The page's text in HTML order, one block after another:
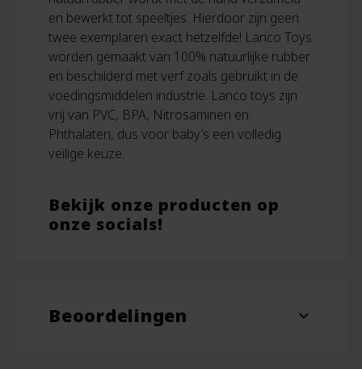
en bewerkt tot speeltjes. Hierdoor zijn geen
twee exemplaren exact hetzelfde! Lanco Toys
worden gemaakt van 100% natuurlijke rubber
en beschilderd met verf zoals gebruikt in de
voedingsmiddelen industrie. Lanco toys zijn
vrij van PVC, BPA, Nitrosaminen en
Phthalaten, dus voor baby’s een volledig
veilige keuze.
Bekijk onze producten op
onze socials!
Beoordelingen expand_more